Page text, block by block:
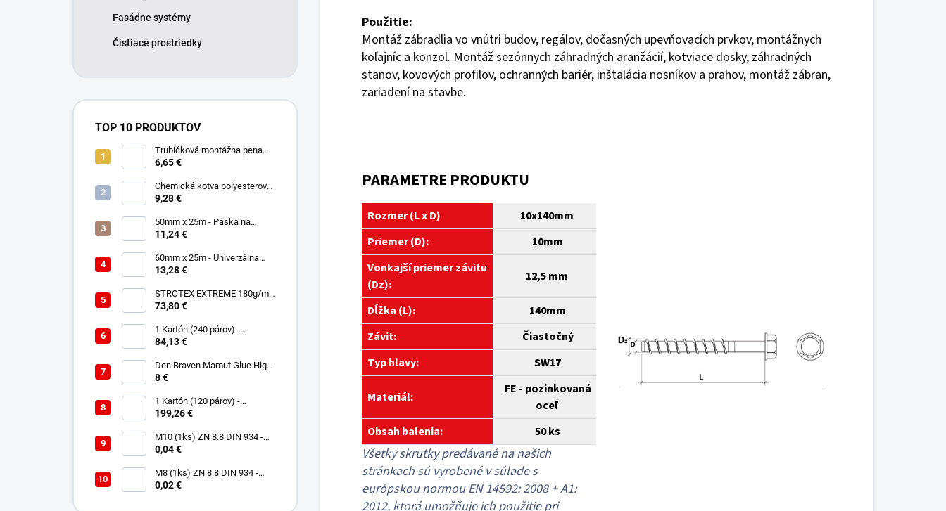
Fasádne systémy
Čistiace prostriedky
TOP 10 PRODUKTOV
Trubičková montážna pena
SMART 750ml - Nízkorozťažná
6,65 €
Chemická kotva polyesterová
300ml
9,28 €
50mm x 25m - Páska na
spájanie a opravu membrán -
11,24 €
60mm x 25m - Univerzálna
páska - Jednostranná
13,28 €
STROTEX EXTREME 180g/m2
- Strešná fólia / membrána
73,80 €
1 Kartón (240 párov) -
Rukavice Verken onyx
84,13 €
Den Braven Mamut Glue High
Tack 290 ml biely
8 €
1 Kartón (120 párov) -
Rukavice Verken VELCRO -
199,26 €
M10 (1ks) ZN 8.8 DIN 934 -
Matica 6HR
0,04 €
M8 (1ks) ZN 8.8 DIN 934 -
Matica 6HR
0,02 €
Použitie:
Montáž zábradlia vo vnútri budov, regálov, dočasných upevňovacích prvkov, montážnych
koľajníc a konzol. Montáž sezónnych záhradných aranžácií, kotviace dosky, záhradných
stanov, kovových profilov, ochranných bariér, inštalácia nosníkov a prahov, montáž zábran,
zariadení na stavbe.
PARAMETRE PRODUKTU
Rozmer (L x D) 10x140mm
Priemer (D):
10mm
Vonkajší priemer závitu
(Dz):
12,5 mm
Dĺžka (L): 140mm
Závit:
Čiastočný
Typ hlavy:
SW17
Materiál:
FE - pozinkovaná
oceľ
Obsah balenia:
50ks
Všetky skrutky predávané na našich
stránkach sú vyrobené v súlade s
európskou normou EN 14592: 2008 + A1:
2012, ktorá umožňuje ich použitie pri